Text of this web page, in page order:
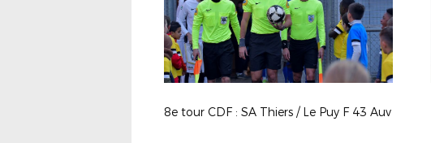
8e tour CDF : SA Thiers / Le Puy F 43 Auv